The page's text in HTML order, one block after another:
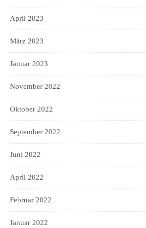
April 2023
März 2023
Januar 2023
November 2022
Oktober 2022
September 2022
Juni 2022
April 2022
Februar 2022
Januar 2022